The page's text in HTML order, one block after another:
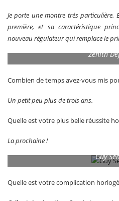
Je porte une montre très particulière.
première, et sa caractéristique
nouveau régulateur qui remplace le
Zenith
Combien de temps avez-vous mis
Un petit peu plus de trois ans.
Quelle est votre plus belle réussite
La prochaine !
Guy
Quelle est votre complication